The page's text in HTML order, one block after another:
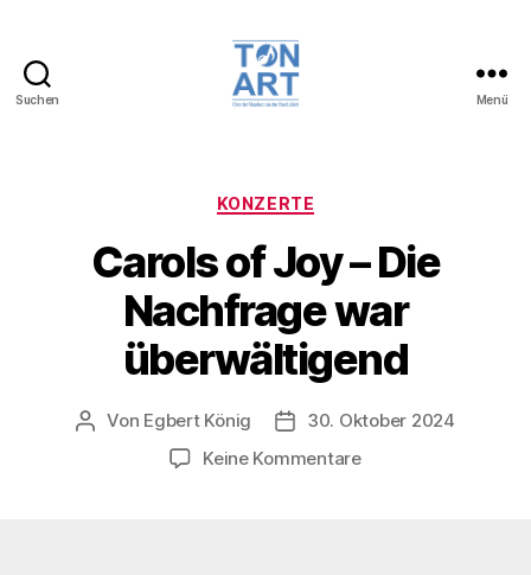
Suchen
Musikschule
Stadt
Jülich
Menü
Kategorien
KONZERTE
Carols of Joy – Die
Nachfrage war
überwältigend
Beitragsautor
Von Egbert König Veröffentlichungsdatum
30. Oktober 2024
Keine Kommentarezu